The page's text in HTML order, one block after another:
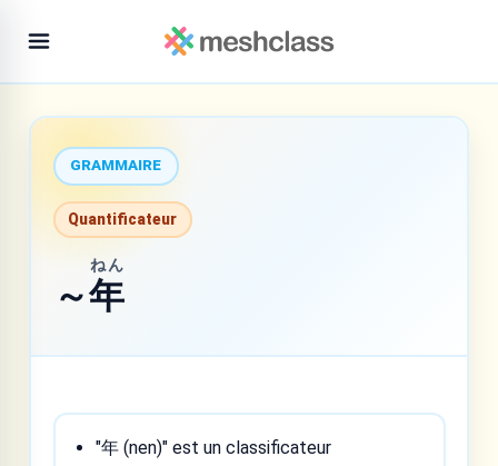
GRAMMAIRE
Quantificateur
～年
ねん
"年 (nen)" est un classificateur